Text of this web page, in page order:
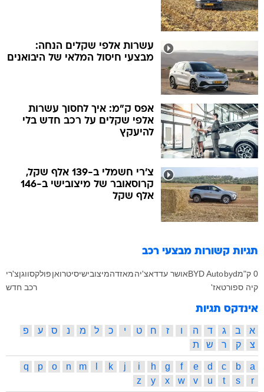
עשרות אלפי שקלים הנחה:
מבצעי חיסול המלאי של היבואנים
אפס ק"מ: איך לחסוך עשרות
אלפי שקלים על רכב חדש בלי
להיעקץ
צ'רי חשמלי ב-139 אלף שקל,
קרוסאובר של מיצובישי ב-146
אלף שקל
תגיות קשורות מבצעי רכב
0 ק"מ byd
BYD Autoאושר עדדאצ'יהמאזדהמיצובישיסיטרואןפולקסווגןצ'רי
קיה ספורטאז'
רכב חדש
אינדקס תגיות
א ב ג ד ה ו ז ח ט י כ ל מ נ ס ע
פ
צ
ק ר ש ת
a
b
c
d
e
f
g
h
i
j
k
m
n
o
p
q
r
s
t
u
v
w
x
y
z